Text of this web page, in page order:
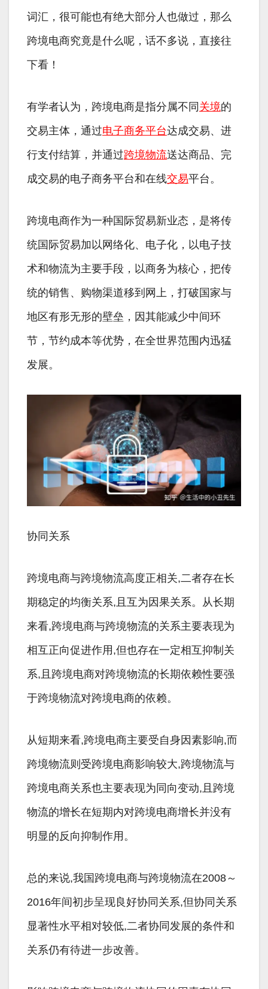
词汇，很可能也有绝大部分人也做过，那么
跨境电商究竟是什么呢，话不多说，直接往
下看！
有学者认为，跨境电商是指分属不同 关境的
交易主体，通过电子商务平台达成交易、进
行支付结算，并通过跨境物流送达商品、完
成交易的电子商务平台和在线交易平台。
跨境电商作为一种国际贸易新业态，是将传
统国际贸易加以网络化、电子化，以电子技
术和物流为主要手段，以商务为核心，把传
统的销售、购物渠道移到网上，打破国家与
地区有形无形的壁垒，因其能减少中间环
节，节约成本等优势，在全世界范围内迅猛
发展。
协同关系
跨境电商与跨境物流高度正相关,二者存在长
期稳定的均衡关系,且互为因果关系。从长期
来看,跨境电商与跨境物流的关系主要表现为
相互正向促进作用,但也存在一定相互抑制关
系,且跨境电商对跨境物流的长期依赖性要强
于跨境物流对跨境电商的依赖。
从短期来看,跨境电商主要受自身因素影响,而
跨境物流则受跨境电商影响较大,跨境物流与
跨境电商关系也主要表现为同向变动,且跨境
物流的增长在短期内对跨境电商增长并没有
明显的反向抑制作用。
总的来说,我国跨境电商与跨境物流在2008～
2016年间初步呈现良好协同关系,但协同关系
显著性水平相对较低,二者协同发展的条件和
关系仍有待进一步改善。